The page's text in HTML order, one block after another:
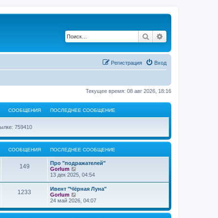
Поиск
Вход
Регистрация
Текущее время: 08 авг 2026, 18:16
СООБЩЕНИЯ ПОСЛЕДНЕЕ СООБЩЕНИЕ
759410
СООБЩЕНИЯ ПОСЛЕДНЕЕ СООБЩЕНИЕ
149
Про "подражателей"
Gorlum
е
й
т
и
к
п
13 дек 2025, 04:54
1233
Ивент "Чёрная Луна"
Gorlum
е
е
24 май 2026, 04:07